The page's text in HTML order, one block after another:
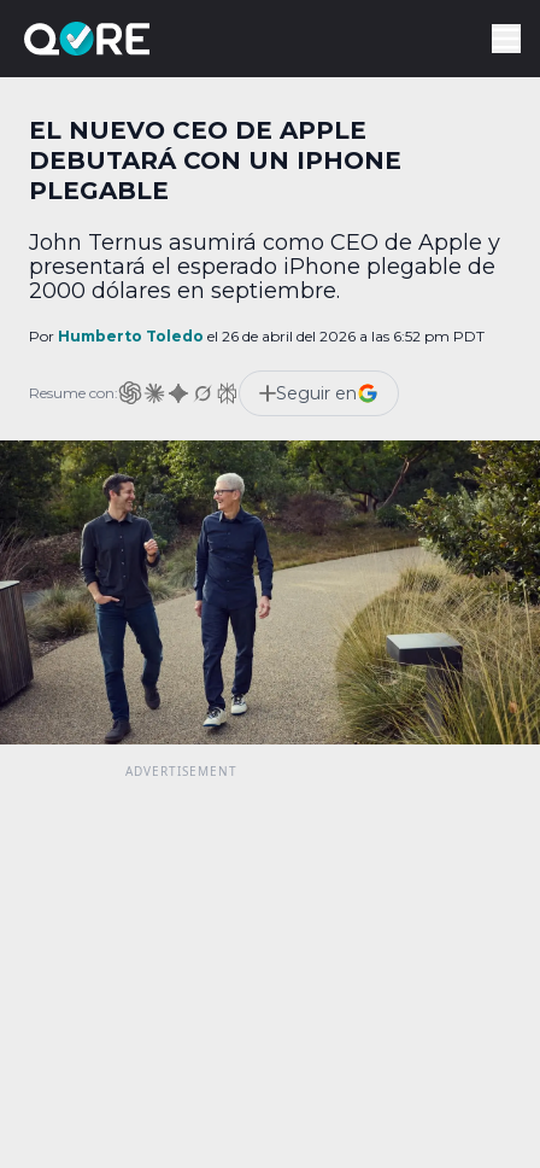
EL NUEVO CEO DE APPLE
DEBUTARÁ CON UN IPHONE
PLEGABLE
John Ternus asumirá como CEO de Apple y
presentará el esperado iPhone plegable de
2000 dólares en septiembre.
Por Humberto Toledo el 26 de abril del 2026 a las 6:52 pm PDT
Resume con: Seguir en